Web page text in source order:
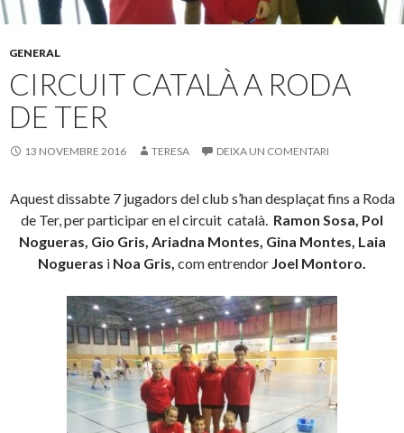
GENERAL
CIRCUIT CATALÀ A RODA
DE TER
13 NOVEMBRE 2016 TERESA DEIXA UN COMENTARI
Aquest dissabte 7 jugadors del club s’han desplaçat fins a Roda
de Ter, per participar en el circuit català. Ramon Sosa, Pol
Nogueras, Gio Gris, Ariadna Montes, Gina Montes, Laia
Nogueras i Noa Gris, com entrendor Joel Montoro.